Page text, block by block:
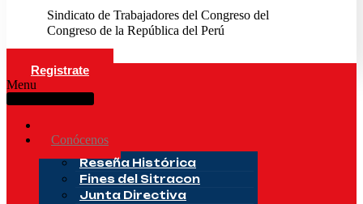
Sindicato de Trabajadores del Congreso del
Congreso de la República del Perú
Registrate
Menu
Conócenos
Reseña Histórica
Fines del Sitracon
Junta Directiva